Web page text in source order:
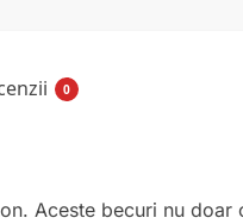
0
Aceste becuri nu